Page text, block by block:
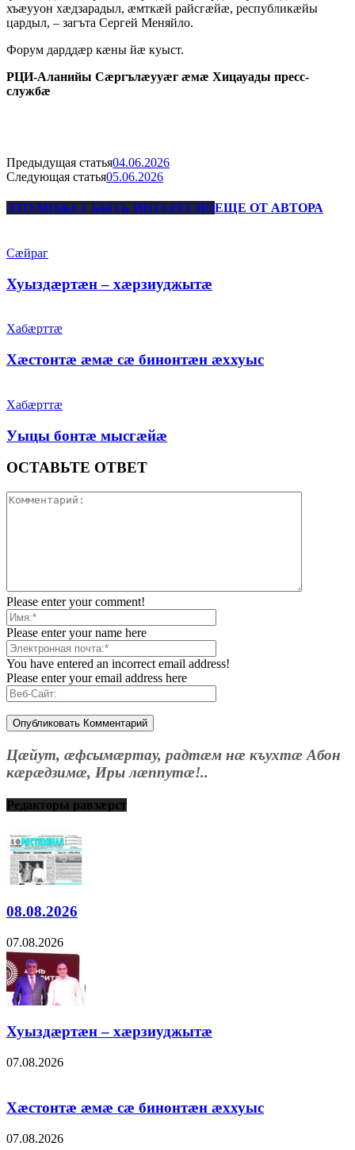
хъæууон хæдзарадыл, æмткæй райсгæйæ, республикæйы
цардыл, – загъта Сергей Меняйло.
Форум дарддæр кæны йæ куыст.
РЦИ-Аланийы Сæргълæууæг æмæ Хицауады пресс-
службæ
Предыдущая статья04.06.2026
Следующая статья05.06.2026
ЭТО МОЖЕТ БЫТЬ ИНТЕРЕСНОЕЩЕ ОТ АВТОРА
Сæйраг
Хуыздæртæн – хæрзиуджытæ
Хабæрттæ
Хæстонтæ æмæ сæ бинонтæн æххуыс
Хабæрттæ
Уыцы бонтæ мысгæйæ
ОСТАВЬТЕ ОТВЕТ
Please enter your comment!
Please enter your name here
You have entered an incorrect email address!
Please enter your email address here
Цæйут, æфсымæртау, радтæм нæ къухтæ Абон
кæрæдзимæ, Иры лæппутæ!..
Редакторы равзæрст
08.08.2026
07.08.2026
Хуыздæртæн – хæрзиуджытæ
07.08.2026
Хæстонтæ æмæ сæ бинонтæн æххуыс
07.08.2026